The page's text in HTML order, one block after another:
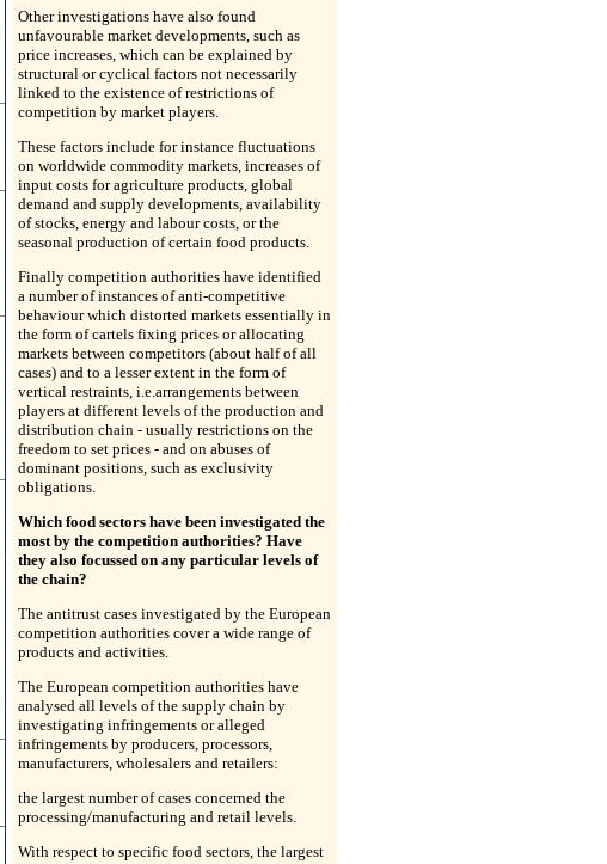
Other investigations have also found
unfavourable market developments, such as
price increases, which can be explained by
structural or cyclical factors not necessarily
linked to the existence of restrictions of
competition by market players.
These factors include for instance fluctuations
on worldwide commodity markets, increases of
input costs for agriculture products, global
demand and supply developments, availability
of stocks, energy and labour costs, or the
seasonal production of certain food products.
Finally competition authorities have identified
a number of instances of anti-competitive
behaviour which distorted markets essentially in
the form of cartels fixing prices or allocating
markets between competitors (about half of all
cases) and to a lesser extent in the form of
vertical restraints, i.e.arrangements between
players at different levels of the production and
distribution chain - usually restrictions on the
freedom to set prices - and on abuses of
dominant positions, such as exclusivity
obligations.
Which food sectors have been investigated the
most by the competition authorities? Have
they also focussed on any particular levels of
the chain?
The antitrust cases investigated by the European
competition authorities cover a wide range of
products and activities.
The European competition authorities have
analysed all levels of the supply chain by
investigating infringements or alleged
infringements by producers, processors,
manufacturers, wholesalers and retailers:
the largest number of cases concerned the
processing/manufacturing and retail levels.
With respect to specific food sectors, the largest